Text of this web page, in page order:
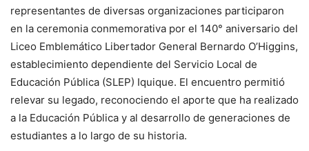
representantes de diversas organizaciones participaron
en la ceremonia conmemorativa por el 140° aniversario del
Liceo Emblemático Libertador General Bernardo O’Higgins,
establecimiento dependiente del Servicio Local de
Educación Pública (SLEP) Iquique. El encuentro permitió
relevar su legado, reconociendo el aporte que ha realizado
a la Educación Pública y al desarrollo de generaciones de
estudiantes a lo largo de su historia.